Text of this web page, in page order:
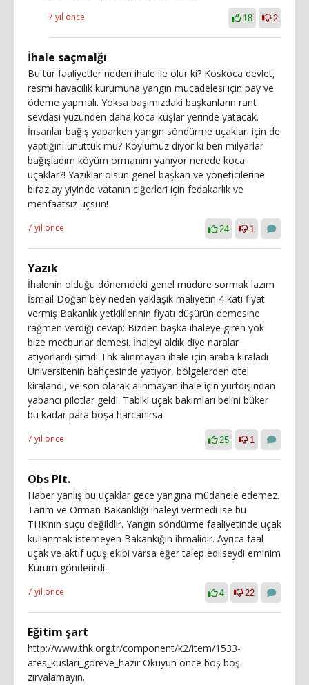
7 yıl önce 18 2
İhale saçmalğı
Bu tür faaliyetler neden ihale ile olur ki? Koskoca devlet,
resmi havacılık kurumuna yangın mücadelesi için pay ve
ödeme yapmalı. Yoksa başımızdaki başkanların rant
sevdası yüzünden daha koca kuşlar yerinde yatacak.
İnsanlar bağış yaparken yangın söndürme uçakları için de
yaptığını unuttuk mu? Köylümüz diyor ki ben milyarlar
bağışladım köyüm ormanım yanıyor nerede koca
uçaklar?! Yazıklar olsun genel başkan ve yöneticilerine
biraz ay yiyinde vatanın ciğerleri için fedakarlık ve
menfaatsiz uçsun!
7 yıl önce 24 1
Yazık
İhalenin olduğu dönemdeki genel müdüre sormak lazım
İsmail Doğan bey neden yaklaşık maliyetin 4 katı fiyat
vermiş Bakanlık yetkililerinin fiyatı düşürün demesine
rağmen verdiği cevap: Bizden başka ihaleye giren yok
bize mecburlar demesi. İhaleyi aldık diye naralar
atıyorlardı şimdi Thk alınmayan ihale için araba kiraladı
Üniversitenin bahçesinde yatıyor, bölgelerden otel
kiralandı, ve son olarak alınmayan ihale için yurtdışından
yabancı pilotlar geldi. Tabiki uçak bakımları belini büker
bu kadar para boşa harcanırsa
7 yıl önce 25 1
Obs Plt.
Haber yanlış bu uçaklar gece yangına müdahele edemez.
Tarım ve Orman Bakanklığı ihaleyi vermedi ise bu
THK’nın suçu değildlir. Yangın söndürme faaliyetinde uçak
kullanmak istemeyen Bakankığın ihmalidir. Ayrıca faal
uçak ve aktif uçuş ekibi varsa eğer talep edilseydi eminim
Kurum gönderirdi...
7 yıl önce 4 22
Eğitim şart
http://www.thk.org.tr/component/k2/item/1533-
ates_kuslari_goreve_hazir Okuyun önce boş boş
zırvalamayın.